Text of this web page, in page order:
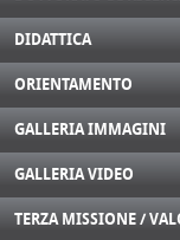
DIDATTICA
ORIENTAMENTO
GALLERIA IMMAGINI
GALLERIA VIDEO
TERZA MISSIONE /